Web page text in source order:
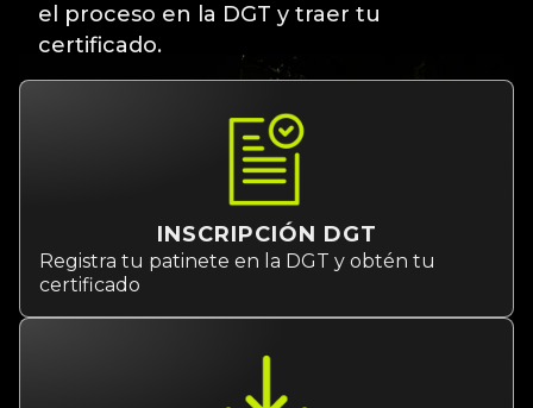
el proceso en la DGT y traer tu
certificado.
INSCRIPCIÓN DGT
Registra tu patinete en la DGT y obtén tu
certificado